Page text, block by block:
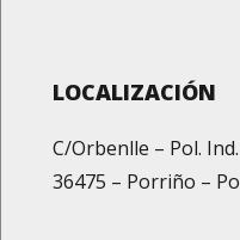
LOCALIZACIÓN
C/Orbenlle – Pol.
36475 – Porriño –